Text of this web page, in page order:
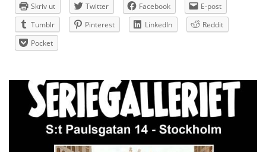
Skriv ut Twitter Facebook
E-post
Tumblr
Pinterest LinkedIn
Reddit
Pocket